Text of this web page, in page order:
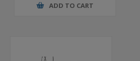
ADD TO CART